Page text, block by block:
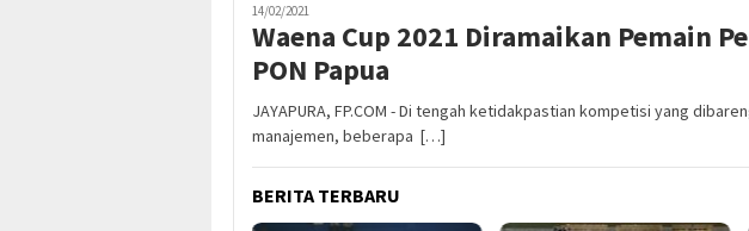
14/02/2021
Waena Cup 2021 Diramaikan Pemain
PON Papua
JAYAPURA, FP.COM - Di tengah ketidakpastian kompetisi yang
manajemen, beberapa […]
BERITA TERBARU